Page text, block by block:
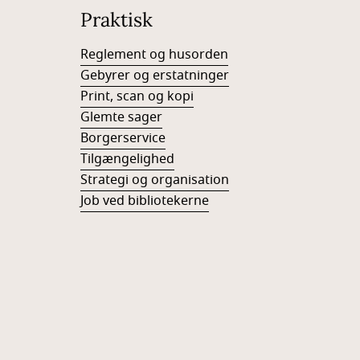
Praktisk
Reglement og husorden
Gebyrer og erstatninger
Print, scan og kopi
Glemte sager
Borgerservice
Tilgængelighed
Strategi og organisation
Job ved bibliotekerne